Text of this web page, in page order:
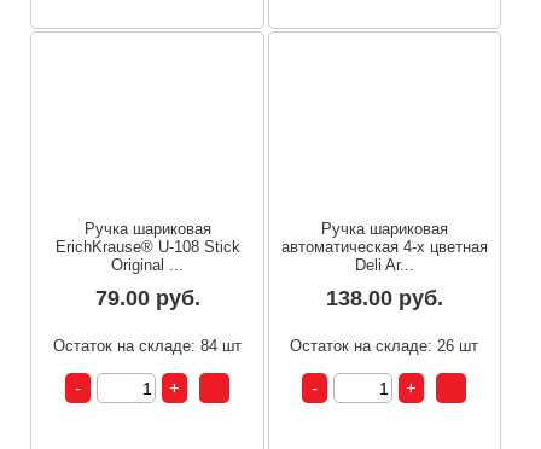
Ручка шариковая
ErichKrause® U-108 Stick
Original ...
79.00 руб.
Остаток на складе: 84 шт
Ручка шариковая
автоматическая 4-х цветная
Deli Ar...
138.00 руб.
Остаток на складе: 26 шт